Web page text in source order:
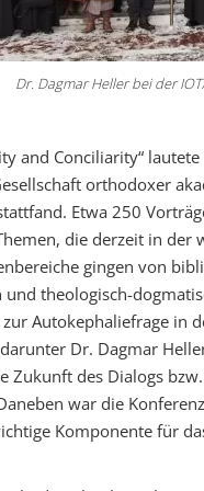
bei der IOTA-
and Conciliarity“
orthodoxer
Etwa 250
die derzeit in
gingen von
theologisch-
Autokephaliefrage in
Dr. Dagmar
Zukunft des Dialogs
war die
Komponente für